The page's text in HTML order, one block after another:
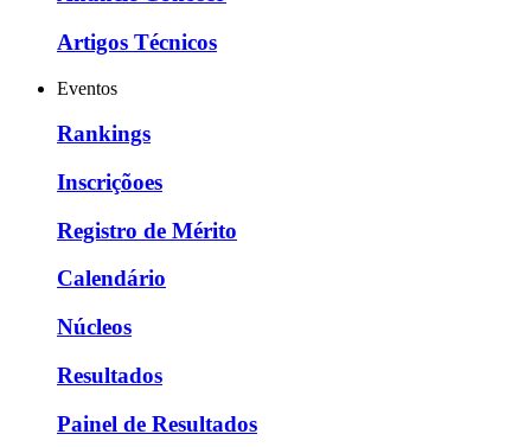
Artigos Técnicos
Eventos
Rankings
Inscriçõoes
Registro de Mérito
Calendário
Núcleos
Resultados
Painel de Resultados